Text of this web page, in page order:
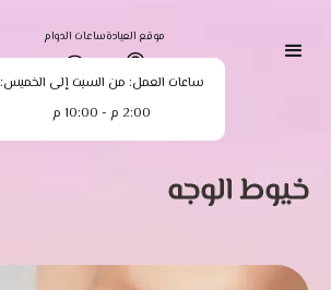
ساعات الدوام
ساعات العمل: من السبت إلى الخميس:
2:00 م - 10:00 م
موقع العيادة
خيوط الوجه